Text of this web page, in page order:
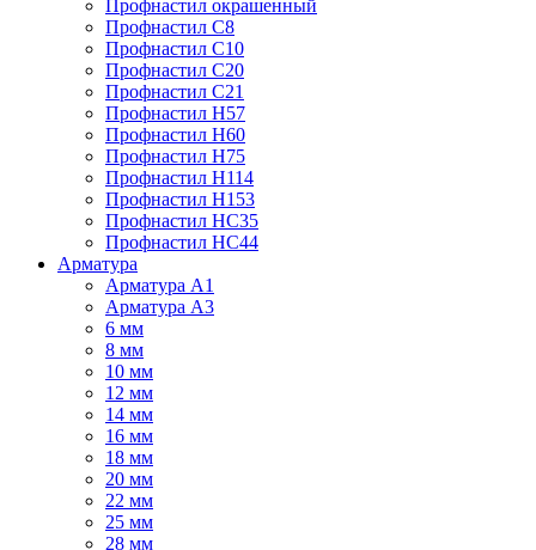
Профнастил окрашенный
Профнастил С8
Профнастил С10
Профнастил С20
Профнастил С21
Профнастил Н57
Профнастил Н60
Профнастил Н75
Профнастил Н114
Профнастил Н153
Профнастил НС35
Профнастил НС44
Арматура
Арматура А1
Арматура А3
6 мм
8 мм
10 мм
12 мм
14 мм
16 мм
18 мм
20 мм
22 мм
25 мм
28 мм